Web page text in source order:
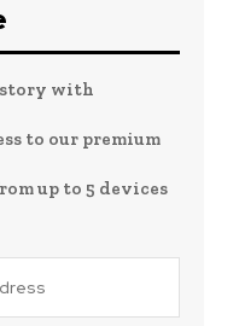
story with
to our premium
up to 5 devices